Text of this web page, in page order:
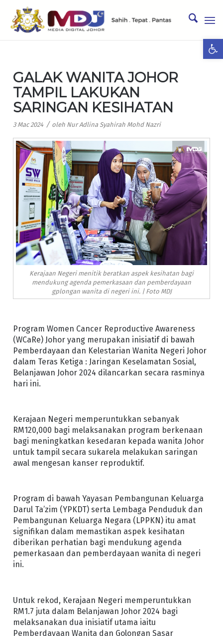
GALAK WANITA JOHOR
TAMPIL LAKUKAN
SARINGAN KESIHATAN
3 Mac 2024 / oleh Nur Adlina Syahirah Mohd Nazri
Kerajaan Negeri menitik beratkan aspek kesihatan bagi
mendukung agenda pemerkasaan dan pemberdayaan
gplongan wanita di negeri ini. | Foto MDJ
Program Women Cancer Reproductive Awareness
(WCaRe) Johor yang merupakan inisiatif di bawah
Pemberdayaan dan Kelestarian Wanita Negeri Johor
dalam Teras Ketiga : Jaringan Keselamatan Sosial,
Belanjawan Johor 2024 dilancarkan secara rasminya
hari ini.
Kerajaan Negeri memperuntukkan sebanyak
RM120,000 bagi melaksanakan program berkenaan
bagi meningkatkan kesedaran kepada wanita Johor
untuk tampil secara sukarela melakukan saringan
awal mengesan kanser reproduktif.
Program di bawah Yayasan Pembangunan Keluarga
Darul Ta’zim (YPKDT) serta Lembaga Penduduk dan
Pembangunan Keluarga Negara (LPPKN) itu amat
signifikan dalam memastikan aspek kesihatan
diberikan perhatian bagi mendukung agenda
pemerkasaan dan pemberdayaan wanita di negeri
ini.
Untuk rekod, Kerajaan Negeri memperuntukkan
RM1.7 juta dalam Belanjawan Johor 2024 bagi
melaksanakan dua inisiatif utama iaitu
Pemberdayaan Wanita dan Golongan Sasar